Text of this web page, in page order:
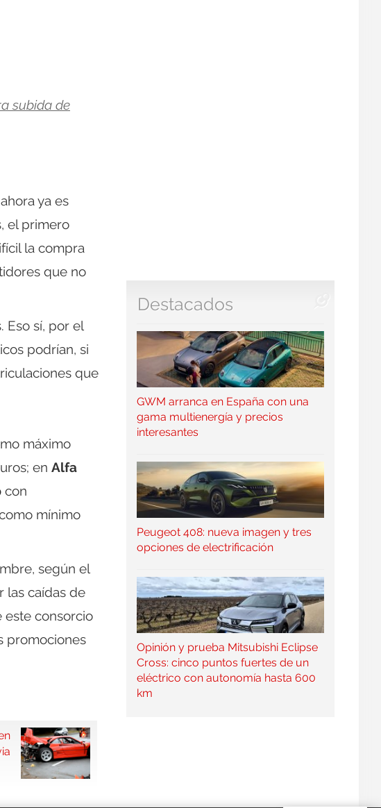
subida de
ya es
el primero
la compra
que no
Eso sí, por el
podrían, si
que
máximo
en Alfa
con
mínimo
según el
las caídas de
este consorcio
promociones
Destacados
GWM arranca en España con una
gama multienergía y precios
interesantes
Peugeot 408: nueva imagen y tres
opciones de electrificación
Opinión y prueba Mitsubishi Eclipse
Cross: cinco puntos fuertes de un
eléctrico con autonomía hasta 600
km